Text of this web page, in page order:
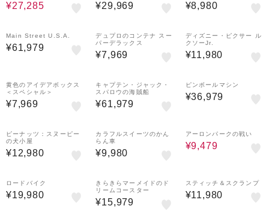
¥27,285 ¥29,969 ¥8,980
Main Street U.S.A.
¥61,979
デュプロのコンテナ スー
パーデラックス
¥7,969
ディズニー・ピクサー ル
クソーJr.
¥11,980
黄色のアイデアボックス
＜スペシャル＞
¥7,969
キャプテン・ジャック・
スパロウの海賊船
¥61,979
ピンボールマシン
¥36,979
ピーナッツ：スヌーピー
の犬小屋
¥12,980
カラフルスイーツのかん
らん車
¥9,980
アーロンパークの戦い
¥9,479
ロードバイク
¥19,980
きらきらマーメイドのド
リームコースター
¥15,979
スティッチ＆スクランプ
¥11,980